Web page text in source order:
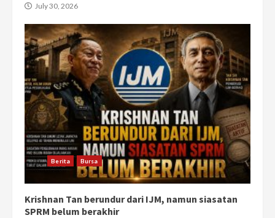
July 30, 2026
Berita Bursa
Krishnan Tan berundur dari IJM, namun siasatan
SPRM belum berakhir